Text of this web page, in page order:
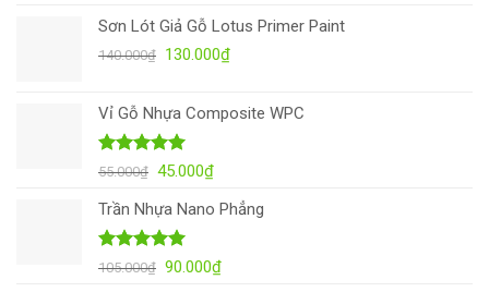
5 sao
là:
60.000₫.
tại
là:
Sơn Lót Giả Gỗ Lotus Primer Paint
140.000₫ Giá
140.000₫.
130.000₫Giá
là:
Vỉ Gỗ Nhựa Composite WPC
Được xếp
5 sao
55.000₫ Giá
là:
55.000₫.
45.000₫Giá
tại
45.000₫.
Trần Nhựa Nano Phẳng
Được xếp
105.000₫ Giá
90.000₫Giá